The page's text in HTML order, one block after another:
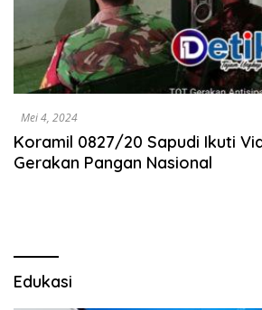
Mei 4, 2024
Koramil 0827/20 Sapudi Ikuti
Gerakan Pangan Nasional
Edukasi